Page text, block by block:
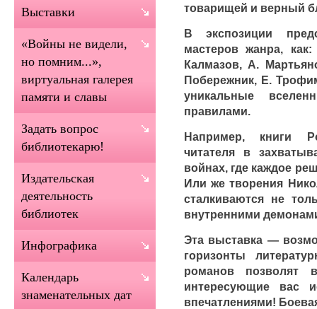
товарищей и верный
В экспозиции
мастеров жанра,
Калмазов, А.
Побережник, Е.
уникальные
правилами.
Например, книги
читателя в
войнах, где каждое
Или же творения
сталкиваются не
внутренними
Эта выставка —
горизонты
романов позволят
интересующие вас
впечатлениями!
Выставки
«Войны не видели,
но помним...»,
виртуальная галерея
памяти и славы
Задать вопрос
библиотекарю!
Издательская
деятельность
библиотек
Инфографика
Календарь
знаменательных дат